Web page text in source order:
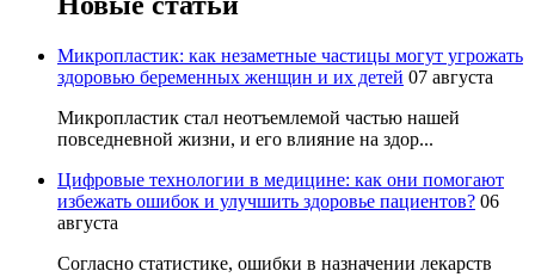
Микропластик: как незаметные частицы могут угрожать
здоровью беременных женщин и их детей 07 августа
Микропластик стал неотъемлемой частью нашей
повседневной жизни, и его влияние на здор...
Цифровые технологии в медицине: как они помогают
избежать ошибок и улучшить здоровье пациентов? 06
августа
Согласно статистике, ошибки в назначении лекарств